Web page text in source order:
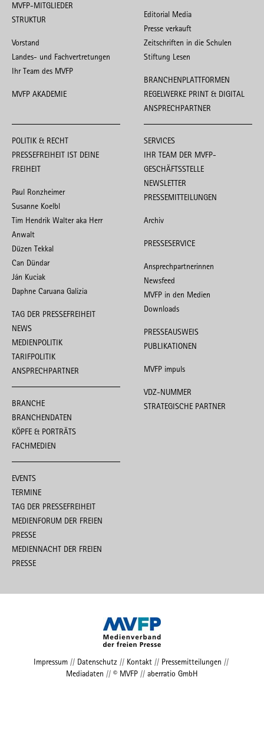
MVFP-MITGLIEDER
STRUKTUR
Vorstand
Landes- und Fachvertretungen
Ihr Team des MVFP
MVFP AKADEMIE
Editorial Media
Presse verkauft
Zeitschriften in die Schulen
Stiftung Lesen
BRANCHENPLATTFORMEN
REGELWERKE PRINT & DIGITAL
ANSPRECHPARTNER
POLITIK & RECHT
PRESSEFREIHEIT IST DEINE
FREIHEIT
Paul Ronzheimer
Susanne Koelbl
Tim Hendrik Walter aka Herr
Anwalt
Düzen Tekkal
Can Dündar
Ján Kuciak
Daphne Caruana Galizia
TAG DER PRESSEFREIHEIT
NEWS
MEDIENPOLITIK
TARIFPOLITIK
ANSPRECHPARTNER
BRANCHE
BRANCHENDATEN
KÖPFE & PORTRÄTS
FACHMEDIEN
EVENTS
TERMINE
TAG DER PRESSEFREIHEIT
MEDIENFORUM DER FREIEN
PRESSE
MEDIENNACHT DER FREIEN
PRESSE
SERVICES
IHR TEAM DER MVFP-
GESCHÄFTSSTELLE
NEWSLETTER
PRESSEMITTEILUNGEN
Archiv
PRESSESERVICE
Ansprechpartnerinnen
Newsfeed
MVFP in den Medien
Downloads
PRESSEAUSWEIS
PUBLIKATIONEN
MVFP impuls
VDZ-NUMMER
STRATEGISCHE PARTNER
Impressum// Datenschutz // Kontakt// Pressemitteilungen //
Mediadaten // © MVFP // aberratio GmbH